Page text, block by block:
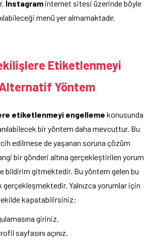
İnstagram internet sitesi üzerinde böyle
menü yer almamaktadır.
Etiketlenmeyi
Yöntem
etiketlenmeyi engelleme konusunda
bir yöntem daha mevcuttur. Bu
edilmese de yaşanan soruna çözüm
bir gönderi altına gerçekleştirilen yorum
bildirim gitmektedir. Bu yöntem gelen bu
Yalnızca yorumlar için
kapatabilirsiniz:
giriniz.
sayfasını açınız.